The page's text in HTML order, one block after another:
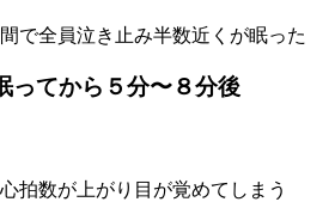
で全員泣き止み半数近くが眠った
ってから５分〜８分後
拍数が上がり目が覚めてしまう